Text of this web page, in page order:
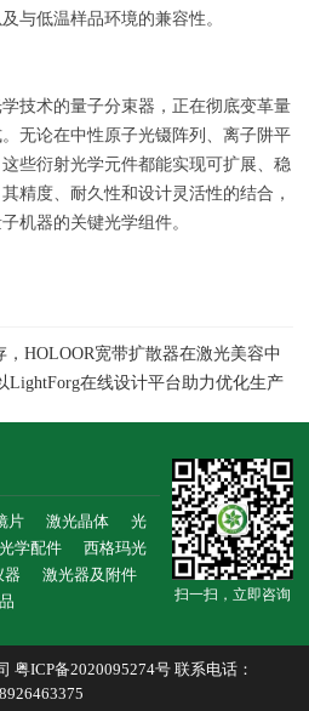
与低温样品环境的兼容性。
技术的量子分束器，正在彻底变革量
无论在中性原子光镊阵列、离子阱平
些衍射光学元件都能实现可扩展、稳
精度、耐久性和设计灵活性的结合，
机器的关键光学组件。
，HOLOOR宽带扩散器在激光美容中
激光手术医疗
LightForg在线设计平台助力优化生产
片 激光晶体
光
光学配件
西格玛光
器
激光器及附件
扫一扫，立即咨询
粤ICP备2020095274号联系电话：